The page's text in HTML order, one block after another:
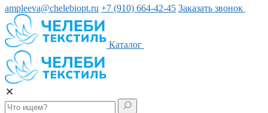
ampleeva@chelebiopt.ru +7 (910) 664-42-45 Заказать звонок
Каталог